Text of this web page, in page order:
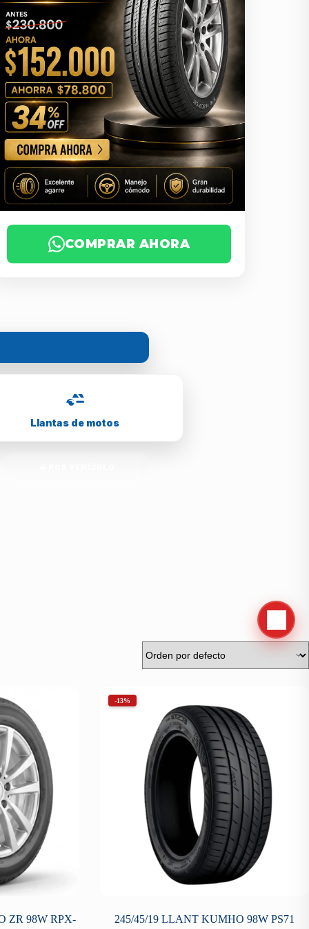
COMPRAR AHORA
Llantas de motos
ZR 98W RPX-
-13%
245/45/19 LLANT KUMHO 98W PS71